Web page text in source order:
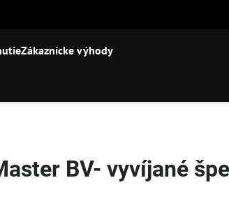
Zákaznícke výhody
BV- vyvíjané